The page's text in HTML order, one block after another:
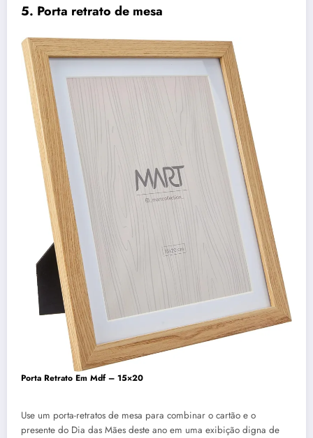
5. Porta retrato de mesa
Porta Retrato Em Mdf – 15×20
Use um porta-retratos de mesa para combinar o cartão e o
presente do Dia das Mães deste ano em uma exibição digna de